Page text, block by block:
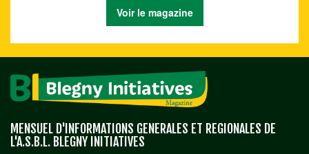
Voir le magazine
MENSUEL D'INFORMATIONS GENERALES ET REGIONALES DE
L'A.S.B.L. BLEGNY INITIATIVES